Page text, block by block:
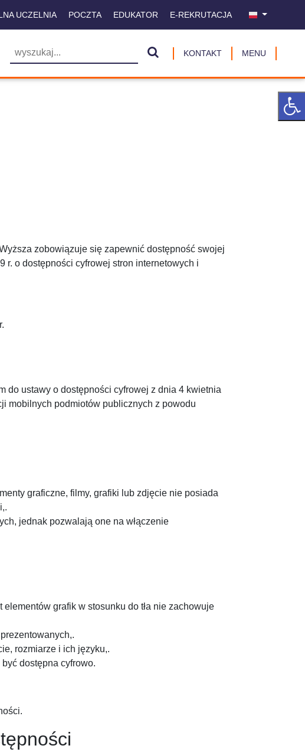
UCZELNIA POCZTA EDUKATOR E-REKRUTACJA
KONTAKT MENU
zobowiązuje się zapewnić dostępność swojej
r. o dostępności cyfrowej stron internetowych i
do ustawy o dostępności cyfrowej z dnia 4 kwietnia
mobilnych podmiotów publicznych z powodu
graficzne, filmy, grafiki lub zdjęcie nie posiada
jednak pozwalają one na włączenie
elementów grafik w stosunku do tła nie zachowuje
rozmiarze i ich języku,.
dostępna cyfrowo.